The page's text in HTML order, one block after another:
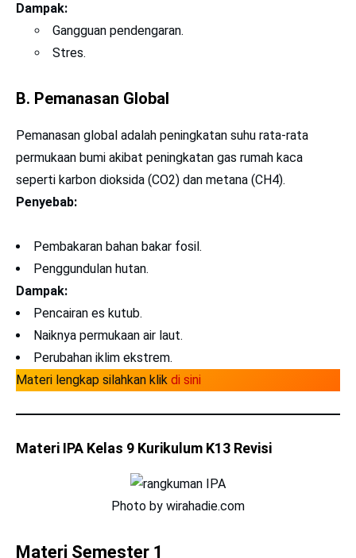
Dampak:
Gangguan pendengaran.
Stres.
B. Pemanasan Global
Pemanasan global adalah peningkatan suhu rata-rata
permukaan bumi akibat peningkatan gas rumah kaca
seperti karbon dioksida (CO2) dan metana (CH4).
Penyebab:
Pembakaran bahan bakar fosil.
Penggundulan hutan.
Dampak:
Pencairan es kutub.
Naiknya permukaan air laut.
Perubahan iklim ekstrem.
Materi lengkap silahkan klik di sini
Materi IPA Kelas 9 Kurikulum K13 Revisi
Photo by wirahadie.com
Materi Semester 1